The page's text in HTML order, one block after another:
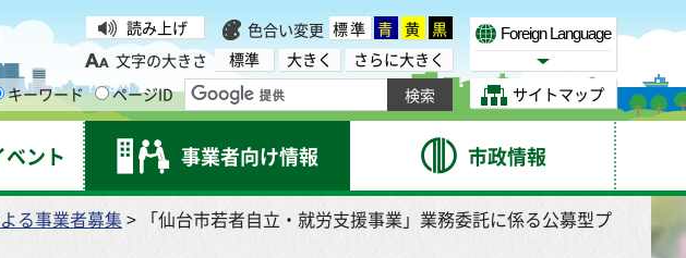
読み上げ 色合い変更 標準 青 黄 黒
文字の大きさ
標準 大きく
さらに大きく
キーワード
ページID
Foreign Language
Select Language
サイトマップ
ント 事業者向け情報 市政情報
る事業者募集 > 「仙台市若者自立・就労支援事業」業務委託に係る公募型プ